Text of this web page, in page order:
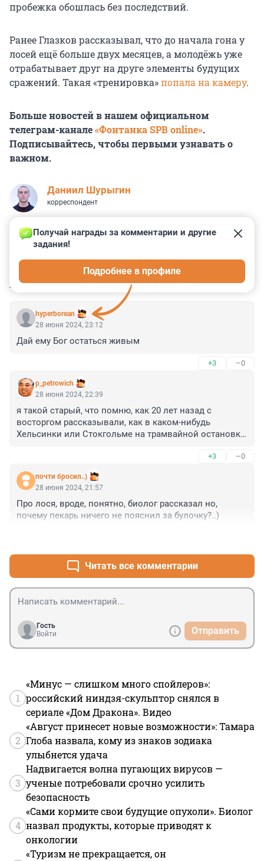
пробежка обошлась без последствий.
Ранее Глазков рассказывал, что до начала гона у
лосей ещё больше двух месяцев, а молодёжь уже
отрабатывает друг на друге элементы будущих
сражений. Такая «тренировка»попала на камеру.
Больше новостей в нашем официальном
телеграм-канале«Фонтанка SPB online».
Подписывайтесь, чтобы первыми узнавать о
важном.
Даниил Шурыгин
корреспондент
КОММЕНТАРИИ 3
hyperborean
Получай награды за комментарии и другие
задания!
Подробнее в профиле
28 июня 2024, 23:12
Дай ему Бог остаться живым
+3 –0
p_petrowich
28 июня 2024, 22:39
я такой старый, что помню, как 20 лет назад с
восторгом рассказывали, как в каком-нибудь
Хельсинки или Стокгольме на трамвайной остановке
+3 –0
почти бросил..)
28 июня 2024, 21:57
Про лося, вроде, понятно, биолог рассказал но,
почему пекарь ничего не пояснил за булочку?..)
Читать все комментарии
Гость
Войти
Отправить
1
«Минус — слишком много спойлеров»:
российский ниндзя-скульптор снялся в
сериале «Дом Дракона». Видео
2
«Август принесет новые возможности»: Тамара
Глоба назвала, кому из знаков зодиака
улыбнется удача
3
Надвигается волна пугающих вирусов —
ученые потребовали срочно усилить
безопасность
4
«Сами кормите свои будущие опухоли». Биолог
назвал продукты, которые приводят к
онкологии
«Туризм не прекращается, он